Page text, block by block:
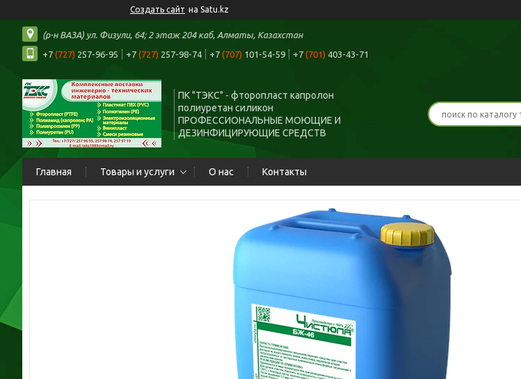
Создать сайт на Satu.kz
(р-н ВАЗА) ул. Физули, 64; 2 этаж 204 каб, Алматы, Казахстан
+7 (727) 257-96-95 +7 (727) 257-98-74 +7 (707) 101-54-59 +7 (701) 403-43-71
ПК "ТЭКС" - фторопласт капролон
полиуретан силикон
ПРОФЕССИОНАЛЬНЫЕ МОЮЩИЕ И
ДЕЗИНФИЦИРУЮЩИЕ СРЕДСТВ
Главная Товары и услуги О нас Контакты